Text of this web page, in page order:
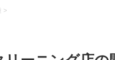
>